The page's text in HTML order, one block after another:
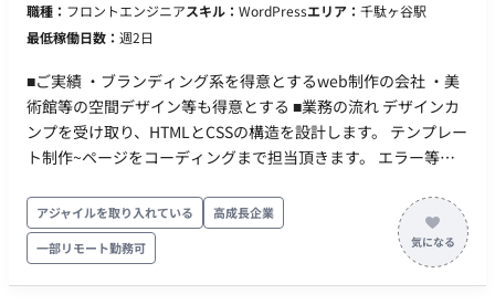
職種： フロントエンジニアスキル： WordPressエリア： 千駄ヶ谷駅
最低稼働日数： 週2日
■ご実績 ・ブランディング系を得意とするweb制作の会社 ・美
術館等の空間デザイン等も得意とする ■業務の流れ デザインカ
ンプを受け取り、HTMLとCSSの構造を設計します。 テンプレー
ト制作~ページをコーディングまで担当頂きます。 エラー等も
い基準をクリアするように修正します。 ■働き方 ・フルリモー
ト ・週3日以上のご稼働 (条件に関しては調整可能) ■開発環境
言語：HTML, CSS, Sass FW：WordPress, MovableType DB：特
になし（CMSに依存） インフラ：特になし（CMSに依存） ツー
アジャイルを取り入れている
高成長企業
一部リモート勤務可